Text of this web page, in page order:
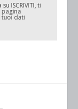
su ISCRIVITI, ti
tuoi dati